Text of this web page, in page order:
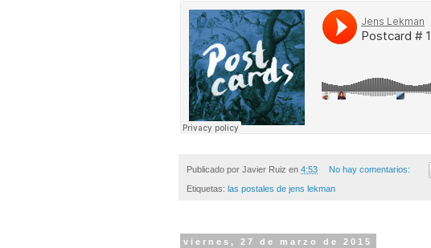
Publicado por Javier Ruiz en 4:53 No hay comentarios:
Etiquetas: las postales de jens lekman
viernes, 27 de marzo de 2015